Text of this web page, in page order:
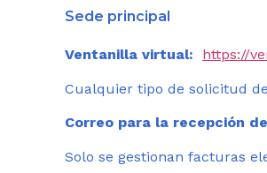
Sede principal
Ventanilla virtual: https://
Cualquier tipo de solicitud
Correo para la recepción
Solo se gestionan facturas